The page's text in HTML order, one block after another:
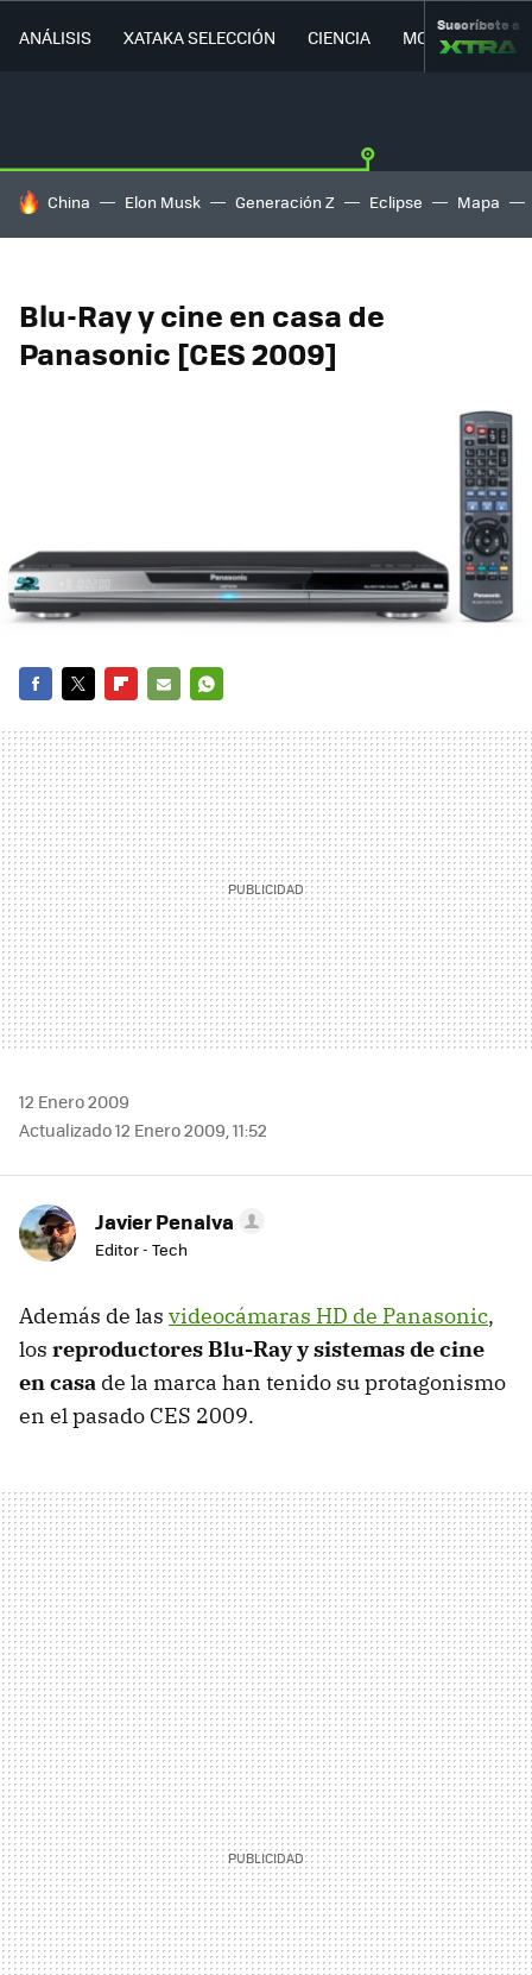
ANÁLISIS XATAKA SELECCIÓN CIENCIA MOVILIDAD
Suscríbete a
HOY SE HABLA DE
China Elon Musk Generación Z Eclipse Mapa
Blu-Ray y cine en casa de
Panasonic [CES 2009]
MAIL
12 Enero 2009
Actualizado 12 Enero 2009, 11:52
Javier Penalva
Editor - Tech
Además de las videocámaras HD de Panasonic,
los reproductores Blu-Ray y sistemas de cine
en casa de la marca han tenido su protagonismo
en el pasado CES 2009.